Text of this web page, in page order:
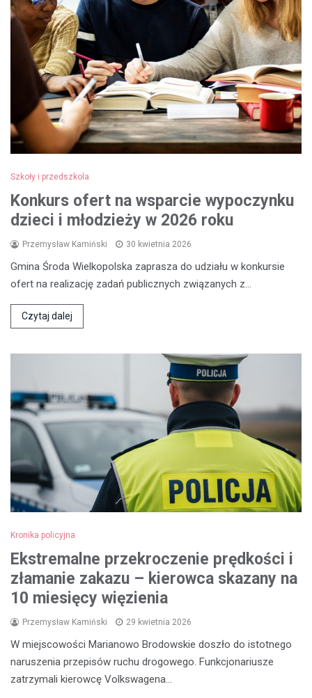
Szkoły i przedszkola
Konkurs ofert na wsparcie wypoczynku
dzieci i młodzieży w 2026 roku
Przemysław Kamiński 30 kwietnia 2026
Gmina Środa Wielkopolska zaprasza do udziału w konkursie
ofert na realizację zadań publicznych związanych z…
Czytaj dalej
Kronika policyjna
Ekstremalne przekroczenie prędkości i
złamanie zakazu – kierowca skazany na
10 miesięcy więzienia
Przemysław Kamiński 29 kwietnia 2026
W miejscowości Marianowo Brodowskie doszło do istotnego
naruszenia przepisów ruchu drogowego. Funkcjonariusze
zatrzymali kierowcę Volkswagena…